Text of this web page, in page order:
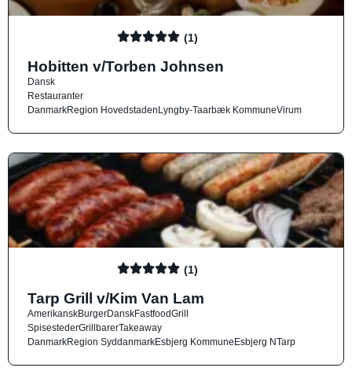
(1)
Hobitten v/Torben Johnsen
Dansk
Restauranter
DanmarkRegion HovedstadenLyngby-Taarbæk KommuneVirum
(1)
Tarp Grill v/Kim Van Lam
AmerikanskBurgerDanskFastfoodGrill
SpisestederGrillbarerTakeaway
DanmarkRegion SyddanmarkEsbjerg KommuneEsbjerg NTarp